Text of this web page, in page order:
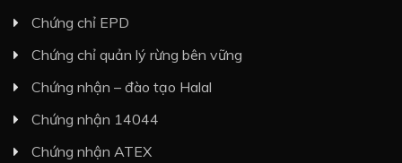
Chứng chỉ EPD
Chứng chỉ quản lý rừng bên vững
Chứng nhận – đào tạo Halal
Chứng nhận 14044
Chứng nhận ATEX